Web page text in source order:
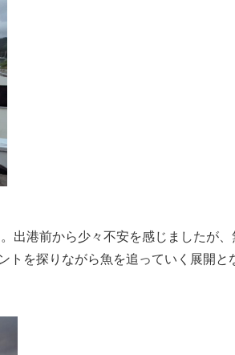
出港前から少々不安を感じましたが、
トを探りながら魚を追っていく展開と